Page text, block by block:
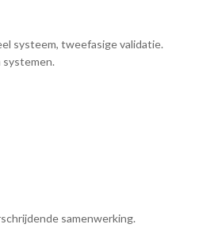
systeem, tweefasige validatie.
samenwerking.